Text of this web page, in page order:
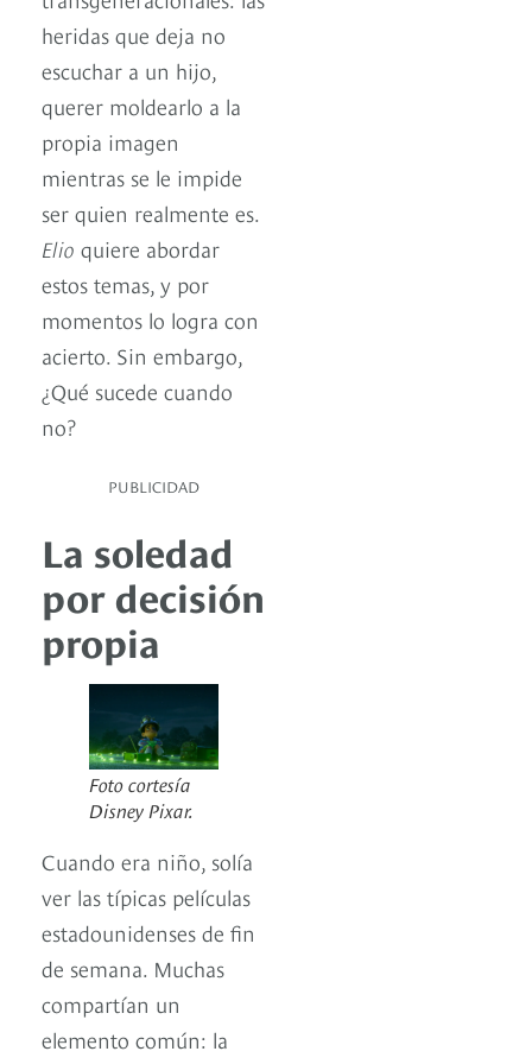
heridas que deja no
escuchar a un hijo,
querer moldearlo a la
propia imagen
mientras se le impide
ser quien realmente es.
Elio quiere abordar
estos temas, y por
momentos lo logra con
acierto. Sin embargo,
¿Qué sucede cuando
no?
PUBLICIDAD
La soledad
por decisión
propia
Foto cortesía
Disney Pixar.
Cuando era niño, solía
ver las típicas películas
estadounidenses de fin
de semana. Muchas
compartían un
elemento común: la